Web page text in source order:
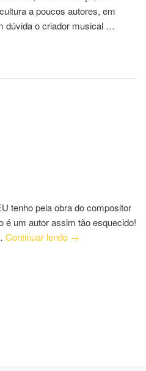
a poucos autores, em
dúvida o criador musical …
tenho pela obra do compositor
é um autor assim tão esquecido!
Continuar lendo →